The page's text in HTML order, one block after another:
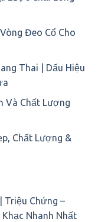
Đeo Cổ Cho
Thai | Dấu Hiệu
Và Chất Lượng
Chất Lượng &
Triệu Chứng –
Khạc Nhanh Nhất